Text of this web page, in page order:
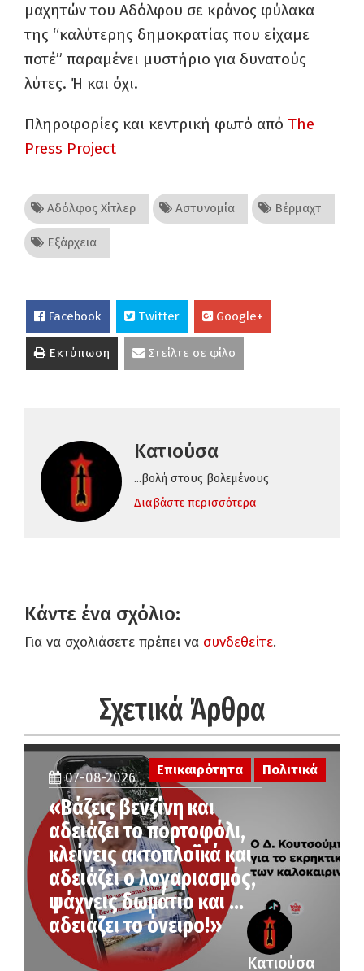
μαχητών του Αδόλφου σε κράνος φύλακα
της “καλύτερης δημοκρατίας που είχαμε
ποτέ” παραμένει μυστήριο για δυνατούς
λύτες. Ή και όχι.
Πληροφορίες και κεντρική φωτό από The
Press Project
Αδόλφος Χίτλερ Αστυνομία Βέρμαχτ
Εξάρχεια
Facebook Twitter Google+
Εκτύπωση Στείλτε σε φίλο
Κατιούσα
...βολή στους βολεμένους
Διαβάστε περισσότερα
Κάντε ένα σχόλιο:
Για να σχολιάσετε πρέπει να συνδεθείτε.
Σχετικά Άρθρα
Επικαιρότητα Πολιτικά
07-08-2026
«Βάζεις βενζίνη και
αδειάζει το πορτοφόλι,
κλείνεις ακτοπλοϊκά και
αδειάζει ο λογαριασμός,
ψάχνεις δωμάτιο και …
αδειάζει το όνειρο!»
Κατιούσα